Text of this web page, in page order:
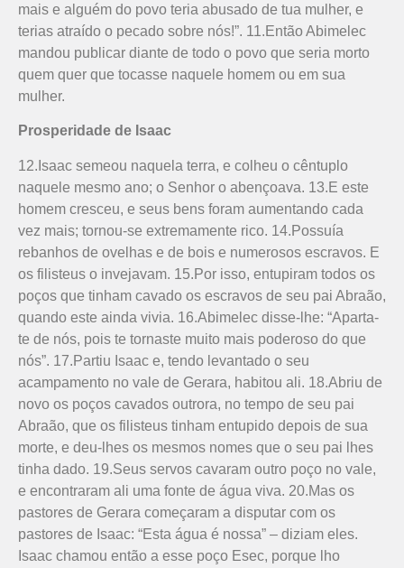
mais e alguém do povo teria abusado de tua mu­lher, e
terias atraído o pecado sobre nós!”. 11.Então Abimelec
mandou publicar diante de todo o povo que seria morto
quem quer que tocasse naquele homem ou em sua
mulher.
Prosperidade de Isaac
12.Isaac semeou naquela terra, e colheu o cêntuplo
naquele mesmo ano; o Senhor o abençoava. 13.E este
homem cresceu, e seus bens foram aumentando cada
vez mais; tornou-se extremamente rico. 14.Possuía
rebanhos de ovelhas e de bois e numerosos escravos. E
os filisteus o invejavam. 15.Por isso, entupiram todos os
poços que tinham cavado os escravos de seu pai Abraão,
quando este ainda vivia. 16.Abimelec disse-lhe: “Aparta-
te de nós, pois te tornaste muito mais poderoso do que
nós”. 17.Partiu Isaac e, tendo le­vantado o seu
acampamento no vale de Gerara, habitou ali. 18.Abriu de
novo os poços cavados outrora, no tempo de seu pai
Abraão, que os filisteus tinham entupido depois de sua
morte, e deu-lhes os mesmos nomes que o seu pai lhes
tinha dado. 19.Seus servos cavaram outro poço no vale,
e encontraram ali uma fonte de água viva. 20.Mas os
pastores de Gerara começaram a disputar com os
pastores de Isaac: “Esta água é nossa” – diziam eles.
Isaac chamou então a esse poço Esec, porque lho